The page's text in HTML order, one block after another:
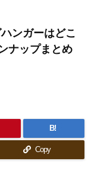
ンガーはどこ
ナップまとめ
B!
Copy